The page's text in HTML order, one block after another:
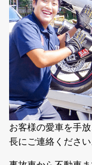
お客様の愛車を手
長にご連絡ください